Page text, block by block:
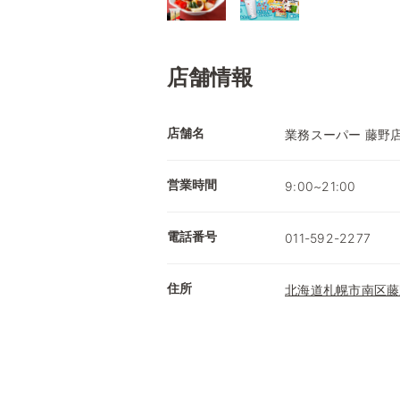
店舗情報
店舗名 業務スーパー 藤野
営業時間 9:00~21:00
電話番号 011-592-2277
住所 北海道札幌市南区